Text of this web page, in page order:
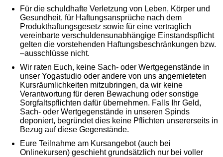
Für die schuldhafte Verletzung von Leben, Körper und
Gesundheit, für Haftungsansprüche nach dem
Produkthaftungsgesetz sowie für eine vertraglich
vereinbarte verschuldensunabhängige Einstandspflicht
gelten die vorstehenden Haftungsbeschränkungen bzw.
–ausschlüsse nicht.
Wir raten Euch, keine Sach- oder Wertgegenstände in
unser Yogastudio oder andere von uns angemieteten
Kursräumlichkeiten mitzubringen, da wir keine
Verantwortung für deren Bewachung oder sonstige
Sorgfaltspflichten dafür übernehmen. Falls Ihr Geld,
Sach- oder Wertgegenstände in unseren Spinds
deponiert, begründet dies keine Pflichten unsererseits in
Bezug auf diese Gegenstände.
Eure Teilnahme am Kursangebot (auch bei
Onlinekursen) geschieht grundsätzlich nur bei voller